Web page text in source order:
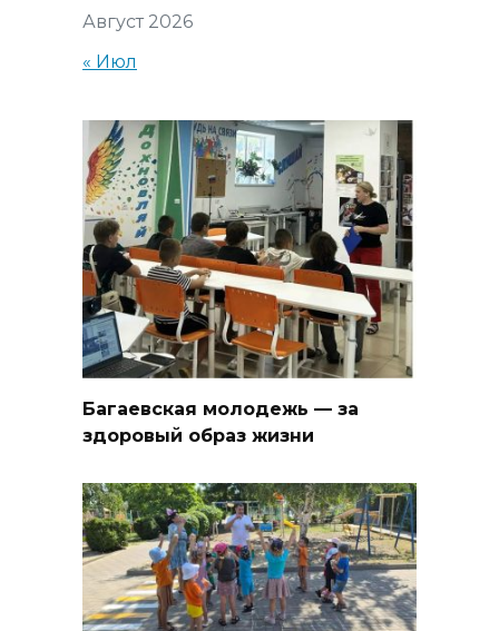
Август 2026
« Июл
Багаевская молодежь — за
здоровый образ жизни